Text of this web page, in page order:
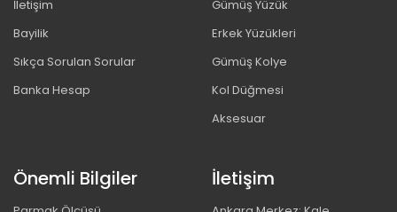
İletişim
Bayilik
Sıkça Sorulan Sorular
Banka Hesap
Gümüş Yüzük
Erkek Yüzükleri
Gümüş Kolye
Kol Düğmesi
Aksesuar
Önemli Bilgiler İletişim